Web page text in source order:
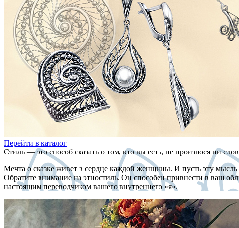
Перейти в каталог
Стиль — это способ сказать о том, кто вы есть, не произнося ни
Мечта о сказке живет в сердце каждой женщины. И пусть эту
Обратите внимание на этностиль. Он способен привнести в ваш
настоящим переводчиком вашего внутреннего «я».